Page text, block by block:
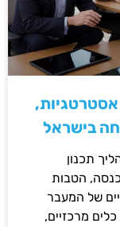
בישראל
תכנון
הטבות
של המעבר
מרכזיים,